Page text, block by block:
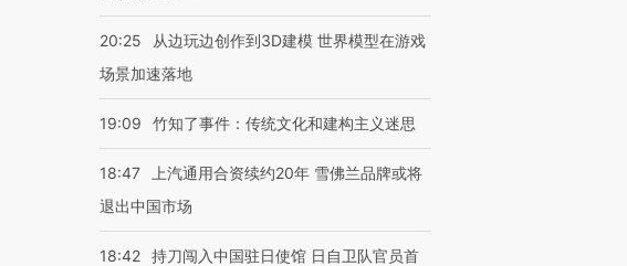
20:25
从边玩边创作到3D建模 世界模型在游戏
场景加速落地
19:09 竹知了事件：传统文化和建构主义迷思
18:47
上汽通用合资续约20年 雪佛兰品牌或将
退出中国市场
18:42 持刀闯入中国驻日使馆 日自卫队官员首